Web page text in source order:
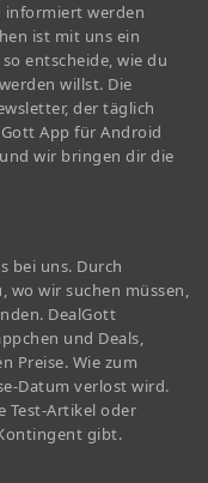
informiert werden
ist mit uns ein
entscheide, wie du
willst. Die
der täglich
App für Android
wir bringen dir die
bei uns. Durch
wo wir suchen müssen,
DealGott
und Deals,
Preise. Wie zum
Datum verlost wird.
Test-Artikel oder
gibt.